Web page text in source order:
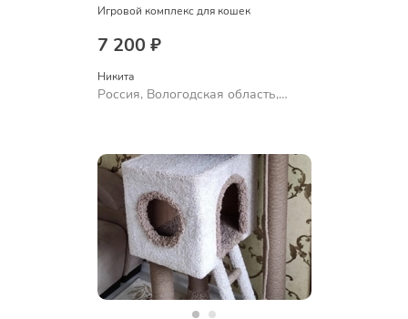
Игровой комплекс для кошек
7 200 ₽
Никита
Россия, Вологодская область,